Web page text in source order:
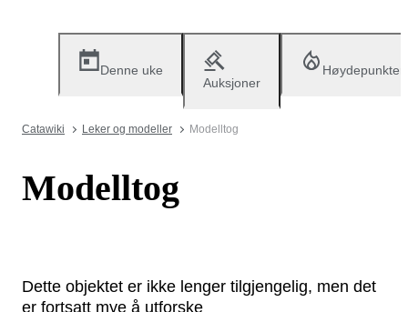
Denne uke
Auksjoner
Høydepunkter
Catawiki Leker og modeller Modelltog
Modelltog
Dette objektet er ikke lenger tilgjengelig, men det
er fortsatt mye å utforske